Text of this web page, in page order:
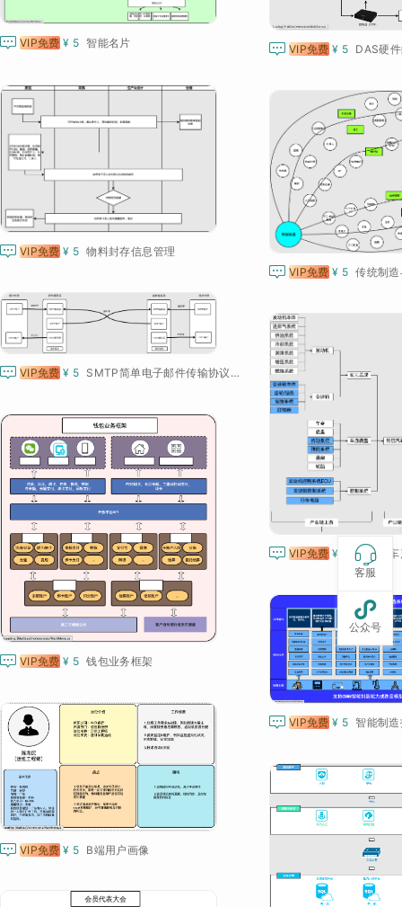
 VIP免费 ¥ 5 DAS硬
 VIP免费 ¥ 5 智能名片
 VIP免费 ¥ 5 物料封存信息管理
 VIP免费 ¥ 5 传统制
 VIP免费 ¥ 5 SMTP简单电子邮件传输协议工作原理
 VIP免费 ¥ 5 传统汽
 VIP免费 ¥ 5 钱包业务框架
 VIP免费 ¥ 5 智能制
 VIP免费 ¥ 5 B端用户画像

客服

公众号